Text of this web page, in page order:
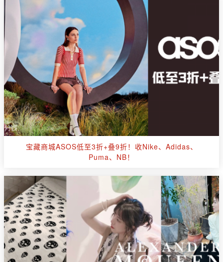
宝藏商城ASOS低至3折+叠9折！收Nike、Adidas、
Puma、NB！